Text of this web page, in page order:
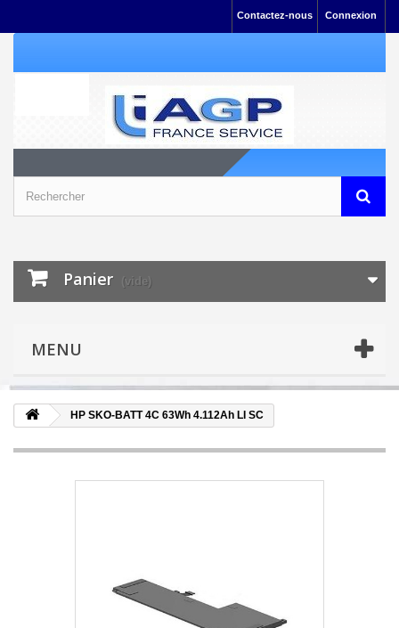
Connexion
Contactez-nous
Panier (vide)
MENU
HP SKO-BATT 4C 63Wh 4.112Ah LI SC